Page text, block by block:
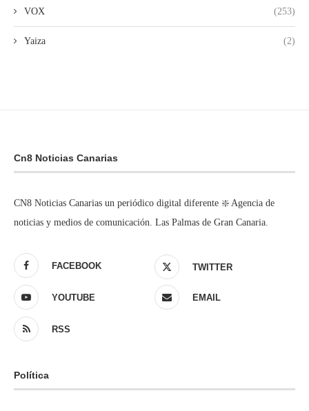
VOX (253)
Yaiza (2)
Cn8 Noticias Canarias
CN8 Noticias Canarias un periódico digital diferente ❇️ Agencia de
noticias y medios de comunicación. Las Palmas de Gran Canaria.
FACEBOOK TWITTER
YOUTUBE EMAIL
RSS
Política